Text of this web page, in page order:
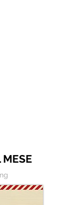
MESE